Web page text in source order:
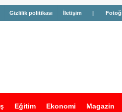
Gizlilik politikası İletişim |
Eğitim Ekonomi Magazin